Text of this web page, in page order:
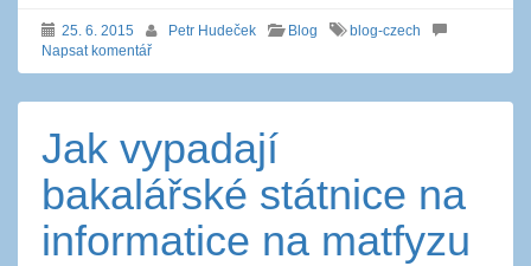
25. 6. 2015 Petr Hudeček Blog
blog-czech
Napsat komentář
Jak vypadají
bakalářské státnice na
informatice na matfyzu